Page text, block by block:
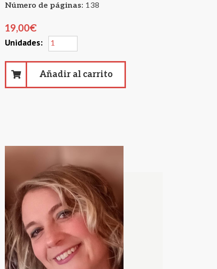
Número de páginas: 138
19,00€
Añadir al carrito